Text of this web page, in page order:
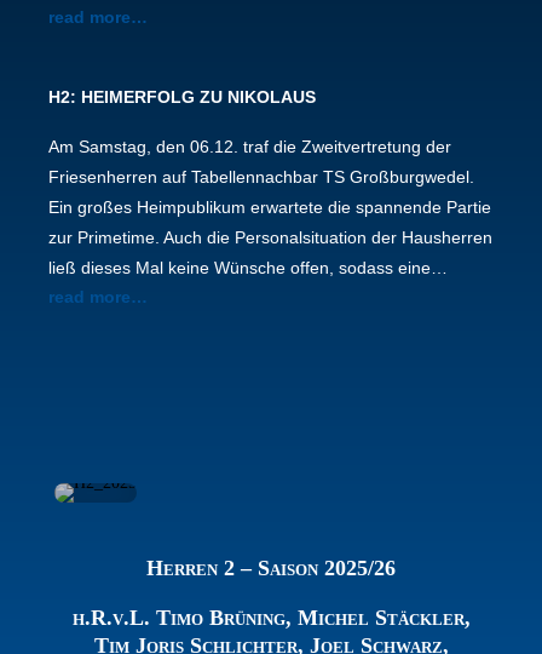
read more…
H2: HEIMERFOLG ZU NIKOLAUS
Am Samstag, den 06.12. traf die Zweitvertretung der
Friesenherren auf Tabellennachbar TS Großburgwedel.
Ein großes Heimpublikum erwartete die spannende Partie
zur Primetime. Auch die Personalsituation der Hausherren
ließ dieses Mal keine Wünsche offen, sodass eine…
read more…
Herren 2 – Saison 2025/26
h.R.v.L. Timo Brüning, Michel Stäckler,
Tim Joris Schlichter, Joel Schwarz,